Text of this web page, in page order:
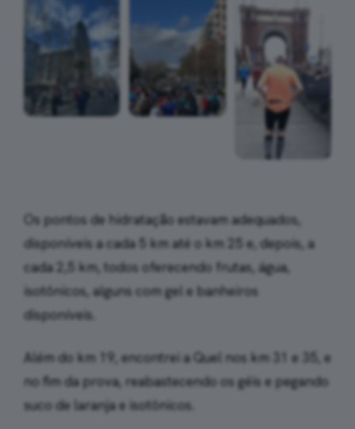
Os pontos de hidratação estavam adequados,
disponíveis a cada 5 km até o km 25 e, depois, a
cada 2,5 km, todos oferecendo frutas, água,
isotônicos, alguns com gel e banheiros
disponíveis.
Além do km 19, encontrei a Quel nos km 31 e 35, e
no fim da prova, reabastecendo os géis e pegando
suco de laranja e isotônicos.